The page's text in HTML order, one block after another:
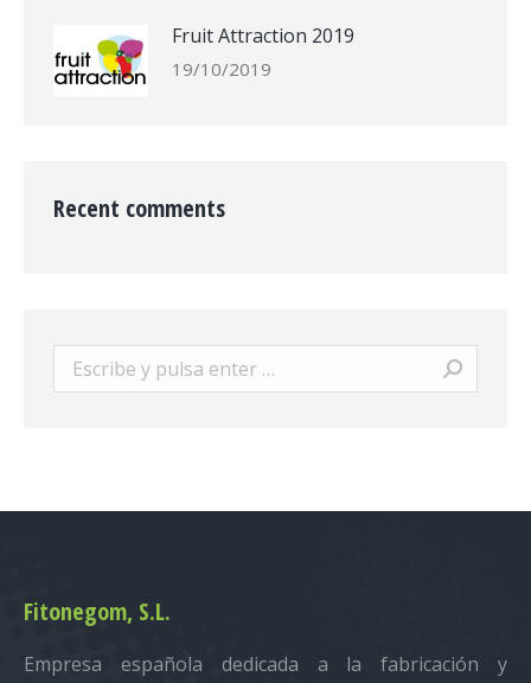
Fruit Attraction 2019
19/10/2019
Recent comments
Buscar:
Fitonegom, S.L.
Empresa española dedicada a la fabricación y